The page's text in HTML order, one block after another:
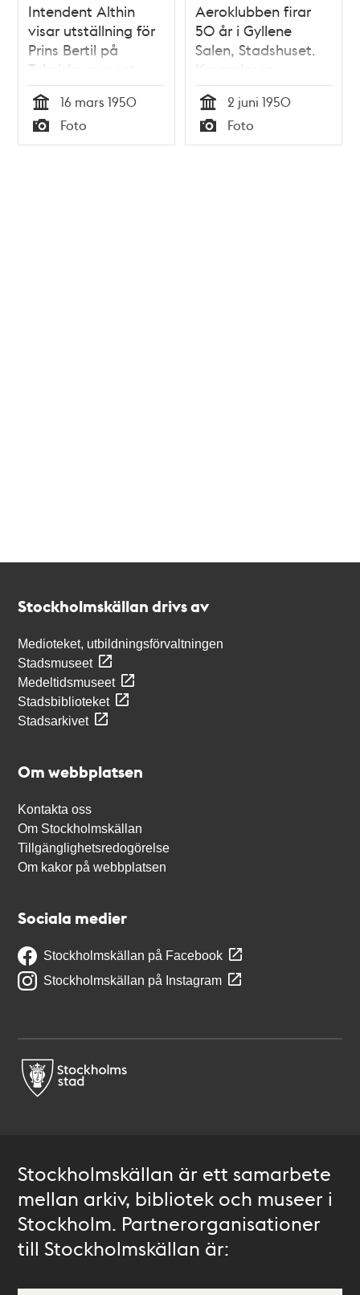
Intendent Althin
visar utställning för
Prins Bertil på
Tekniska museet
Tid
16 mars 1950
Typ
Foto
Aeroklubben firar
50 år i Gyllene
Salen, Stadshuset.
Kronprinsen
samtalar
Tid
2 juni 1950
Typ
Foto
Stockholmskällan drivs av
Medioteket, utbildningsförvaltningen
Stadsmuseet
Medeltidsmuseet
Stadsbiblioteket
Stadsarkivet
Om webbplatsen
Kontakta oss
Om Stockholmskällan
Tillgänglighetsredogörelse
Om kakor på webbplatsen
Sociala medier
Stockholmskällan på Facebook
Stockholmskällan på Instagram
Stockholmskällan är ett samarbete
mellan arkiv, bibliotek och museer i
Stockholm. Partnerorganisationer
till Stockholmskällan är: